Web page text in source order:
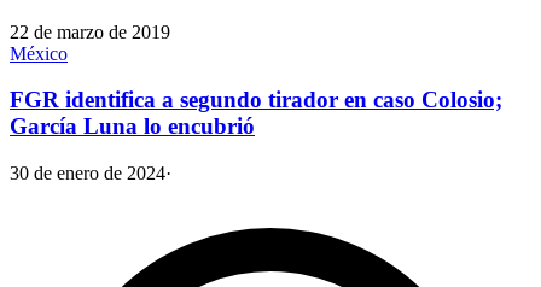
22 de marzo de 2019
México
FGR identifica a segundo tirador en caso Colosio;
García Luna lo encubrió
30 de enero de 2024·